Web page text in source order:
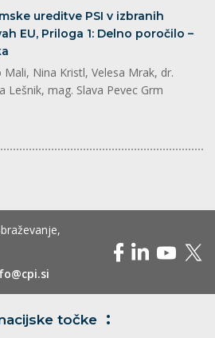
ureditve PSI v izbranih
EU, Priloga 1: Delno poročilo –
Mali, Nina Kristl, Velesa Mrak, dr.
Lešnik, mag. Slava Pevec Grm
točke